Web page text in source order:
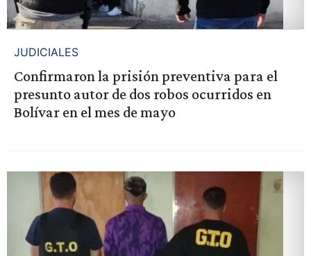
JUDICIALES
Confirmaron la prisión preventiva para el
presunto autor de dos robos ocurridos en
Bolívar en el mes de mayo